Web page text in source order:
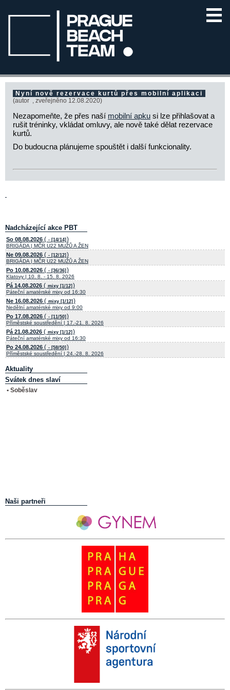
Nyní nově rezervace kurtů přes mobilní aplikaci
(autor , zveřejněno 12.08.2020)
Nezapomeňte, že přes naší mobilní apku si lze přihlašovat a
rušit tréninky, vkládat omluvy, ale nově také dělat rezervace
kurtů.
Do budoucna plánujeme spouštět i další funkcionality.
Nadcházející akce PBT
So 08.08.2026 ( - [14/14] )
BRIGÁDA | MČR U22 MUŽŮ A ŽEN
Ne 09.08.2026 ( - [12/12] )
BRIGÁDA | MČR U22 MUŽŮ A ŽEN
Po 10.08.2026 ( - [36/36] )
Klatovy | 10. 8. - 15. 8. 2026
Pá 14.08.2026 ( mixy [1/12] )
Páteční amatérské mixy od 16:30
Ne 16.08.2026 ( mixy [1/12] )
Nedělní amatérské mixy od 9:00
Po 17.08.2026 ( - [11/50] )
Příměstské soustředění | 17.-21. 8. 2026
Pá 21.08.2026 ( mixy [1/12] )
Páteční amatérské mixy od 16:30
Po 24.08.2026 ( - [58/50] )
Příměstské soustředění | 24.-28. 8. 2026
Aktuality
Svátek dnes slaví
• Soběslav
Naši partneři